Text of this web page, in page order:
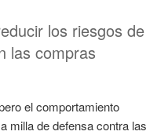
los riesgos de
las compras
el comportamiento
milla de defensa contra las